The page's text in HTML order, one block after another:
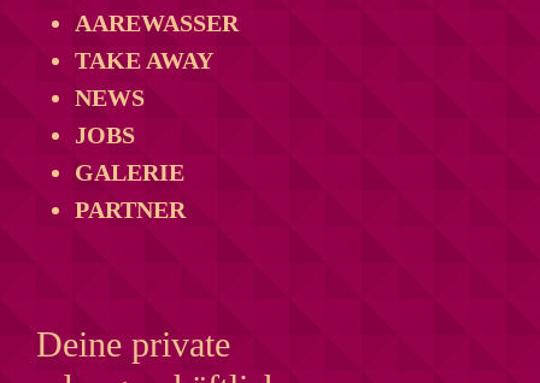
AAREWASSER
TAKE AWAY
NEWS
JOBS
GALERIE
PARTNER
Deine private